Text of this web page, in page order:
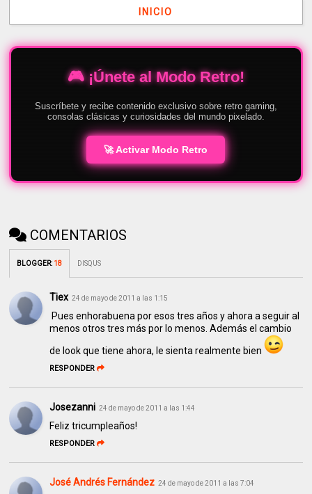
INICIO
🎮 ¡Únete al Modo Retro!
Suscríbete y recibe contenido exclusivo sobre retro gaming,
consolas clásicas y curiosidades del mundo pixelado.
🚀 Activar Modo Retro
COMENTARIOS
BLOGGER: 18 DISQUS
Tiex 24 de mayo de 2011 a las 1:15
Pues enhorabuena por esos tres años y ahora a seguir al
menos otros tres más por lo menos. Además el cambio
de look que tiene ahora, le sienta realmente bien
RESPONDER
Josezanni 24 de mayo de 2011 a las 1:44
Feliz tricumpleaños!
RESPONDER
José Andrés Fernández 24 de mayo de 2011 a las 7:04